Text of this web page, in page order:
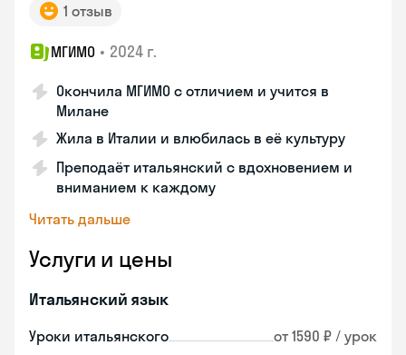
1 отзыв
МГИМО • 2024 г.
Окончила МГИМО с отличием и учится в
Милане
Жила в Италии и влюбилась в её культуру
Преподаёт итальянский с вдохновением и
вниманием к каждому
Читать дальше
Услуги и цены
Итальянский язык
Уроки итальянского от 1590 ₽ / урок